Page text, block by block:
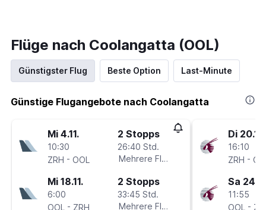
Flüge nach Coolangatta (OOL)
Günstigster Flug Beste Option Last-Minute
Günstige Flugangebote nach Coolangatta
Mi 4.11.
10:30
ZRH - OOL
2 Stopps
26:40 Std.
Mehrere Fluglinien
Mi 18.11.
6:00
OOL - ZRH
2 Stopps
33:45 Std.
Mehrere Fluglinien
Di
16:10
ZRH -
Sa
11:55
OOL -